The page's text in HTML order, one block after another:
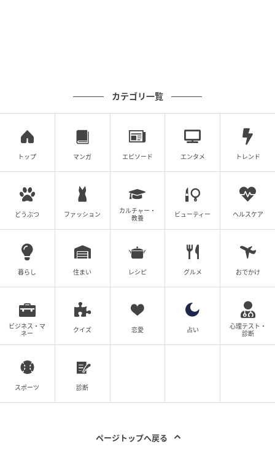
「子どもにも悪影響よ」という言葉にはハッとしまし
た。
やっぱり、夫の言っていることはおかしい。
くない。せっかくここまで努力してきたのだから、い
っそ突き詰めたい。
必ず夫を見返してやると、私は心に誓ったのです…！
※この漫画は実話を元に編集しています
プロット:日野光里、コミカライズ:田辺ヒカリ
(フィクション・スタジオ)
元記事で読む
次の話を読む
カテゴリ一覧
トップ マンガ エピソード エンタメ トレンド
どうぶつ ファッション
カルチャー・
教養
ビューティー ヘルスケア
暮らし 住まい レシピ グルメ おでかけ
ビジネス・マ
ネー
クイズ 恋愛 占い
心理テスト・
診断
スポーツ 診断
ページトップへ戻る